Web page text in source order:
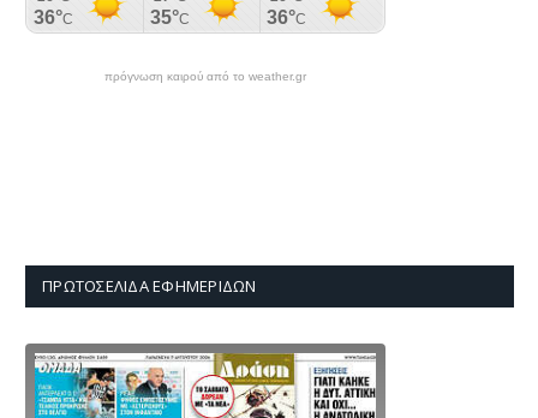
πρόγνωση καιρού από το weather.gr
ΠΡΩΤΟΣΈΛΙΔΑ ΕΦΗΜΕΡΊΔΩΝ